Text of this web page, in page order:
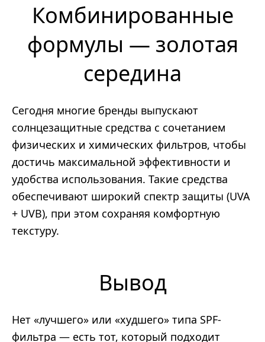
Комбинированные
формулы — золотая
середина
Сегодня многие бренды выпускают
солнцезащитные средства с сочетанием
физических и химических фильтров, чтобы
достичь максимальной эффективности и
удобства использования. Такие средства
обеспечивают широкий спектр защиты (UVA
+ UVB), при этом сохраняя комфортную
текстуру.
Вывод
Нет «лучшего» или «худшего» типа SPF-
фильтра — есть тот, который подходит